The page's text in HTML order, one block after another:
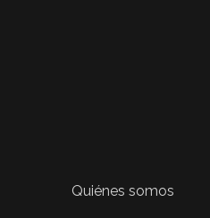
Quiénes somos